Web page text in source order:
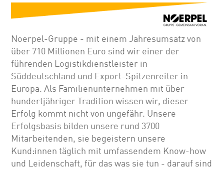
Noerpel-Gruppe - mit einem Jahresumsatz von
über 710 Millionen Euro sind wir einer der
führenden Logistikdienstleister in
Süddeutschland und Export-Spitzenreiter in
Europa. Als Familienunternehmen mit über
hundertjähriger Tradition wissen wir, dieser
Erfolg kommt nicht von ungefähr. Unsere
Erfolgsbasis bilden unsere rund 3700
Mitarbeitenden, sie begeistern unsere
Kund:innen täglich mit umfassendem Know-how
und Leidenschaft, für das was sie tun - darauf sind